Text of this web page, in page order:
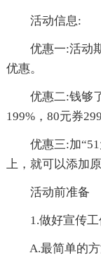
活动信息:
优惠一:活动期
优惠。
优惠二:钱够了
199%，80元券
优惠三:加“51
上，就可以添加
活动前准备
1.做好宣传工
A.最简单的方